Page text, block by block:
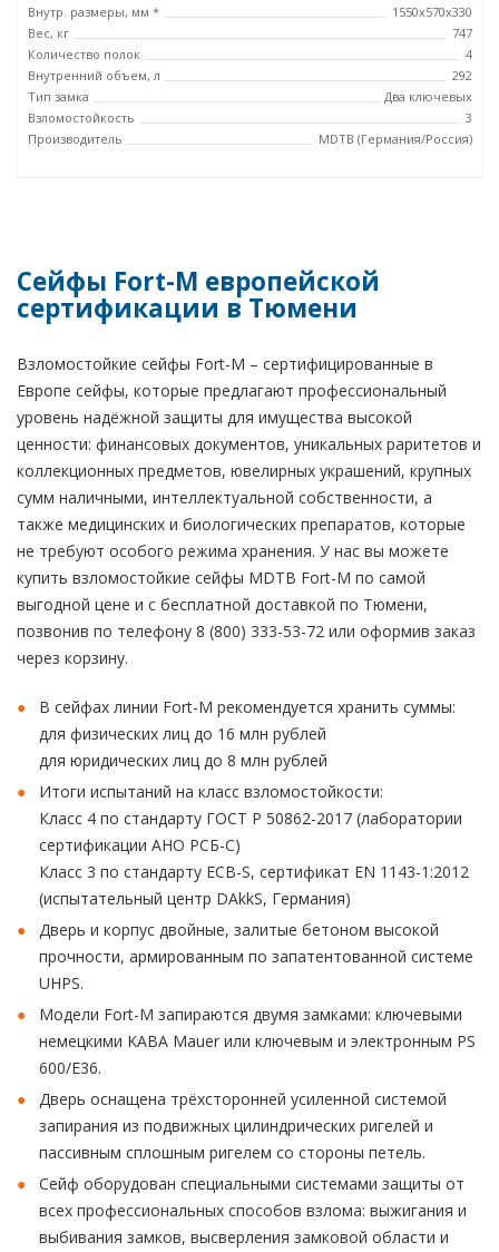
Внутр. размеры, мм *
1550x570x330
Вес, кг
747
Количество полок
4
Внутренний объем, л
292
Тип замка
Два ключевых
Взломостойкость
3
Производитель
MDTB (Германия/Россия)
Сейфы Fort-M европейской
сертификации в Тюмени
Взломостойкие сейфы Fort-M – сертифицированные в
Европе сейфы, которые предлагают профессиональный
уровень надёжной защиты для имущества высокой
ценности: финансовых документов, уникальных раритетов и
коллекционных предметов, ювелирных украшений, крупных
сумм наличными, интеллектуальной собственности, а
также медицинских и биологических препаратов, которые
не требуют особого режима хранения. У нас вы можете
купить взломостойкие сейфы MDTB Fort-M по самой
выгодной цене и с бесплатной доставкой по Тюмени,
позвонив по телефону 8 (800) 333-53-72 или оформив заказ
через корзину.
В сейфах линии Fort-M рекомендуется хранить суммы:
для физических лиц до 16 млн рублей
для юридических лиц до 8 млн рублей
Итоги испытаний на класс взломостойкости:
Класс 4 по стандарту ГОСТ Р 50862-2017 (лаборатории
сертификации АНО РСБ-С)
Класс 3 по стандарту ECB-S, сертификат EN 1143-1:2012
(испытательный центр DAkkS, Германия)
Дверь и корпус двойные, залитые бетоном высокой
прочности, армированным по запатентованной системе
UHPS.
Модели Fort-M запираются двумя замками: ключевыми
немецкими KABA Mauer или ключевым и электронным PS
600/E36.
Дверь оснащена трёхсторонней усиленной системой
запирания из подвижных цилиндрических ригелей и
пассивным сплошным ригелем со стороны петель.
Сейф оборудован специальными системами защиты от
всех профессиональных способов взлома: выжигания и
выбивания замков, высверления замковой области и